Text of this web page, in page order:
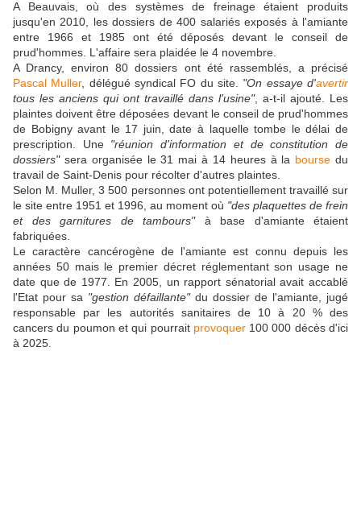
A Beauvais, où des systèmes de freinage étaient produits
jusqu'en 2010, les dossiers de 400 salariés exposés à l'amiante
entre 1966 et 1985 ont été déposés devant le conseil de
prud'hommes. L'affaire sera plaidée le 4 novembre.
A Drancy, environ 80 dossiers ont été rassemblés, a précisé
Pascal Muller, délégué syndical FO du site. "On essaye d'avertir
tous les anciens qui ont travaillé dans l'usine", a-t-il ajouté. Les
plaintes doivent être déposées devant le conseil de prud'hommes
de Bobigny avant le 17 juin, date à laquelle tombe le délai de
prescription. Une "réunion d'information et de constitution de
dossiers"sera organisée le 31 mai à 14 heures à la bourse du
travail de Saint-Denis pour récolter d'autres plaintes.
Selon M. Muller, 3 500 personnes ont potentiellement travaillé sur
le site entre 1951 et 1996, au moment où "des plaquettes de frein
et des garnitures de tambours"à base d'amiante étaient
fabriquées.
Le caractère cancérogène de l'amiante est connu depuis les
années 50 mais le premier décret réglementant son usage ne
date que de 1977. En 2005, un rapport sénatorial avait accablé
l'Etat pour sa "gestion défaillante"du dossier de l'amiante, jugé
responsable par les autorités sanitaires de 10 à 20 % des
cancers du poumon et qui pourrait provoquer100 000 décès d'ici
à 2025.